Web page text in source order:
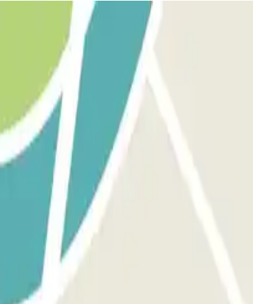
en cualquier plaza libre. Ve a la cabina de
utiliza la tarjeta/mando que te dio el